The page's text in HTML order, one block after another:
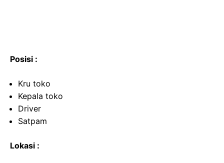
Posisi :
Kru toko
Kepala toko
Driver
Satpam
Lokasi :